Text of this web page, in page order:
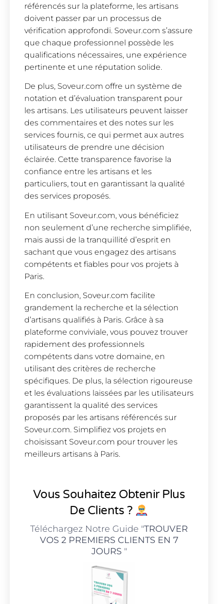
référencés sur la plateforme, les artisans
doivent passer par un processus de
vérification approfondi. Soveur.com s’assure
que chaque professionnel possède les
qualifications nécessaires, une expérience
pertinente et une réputation solide.
De plus, Soveur.com offre un système de
notation et d’évaluation transparent pour
les artisans. Les utilisateurs peuvent laisser
des commentaires et des notes sur les
services fournis, ce qui permet aux autres
utilisateurs de prendre une décision
éclairée. Cette transparence favorise la
confiance entre les artisans et les
particuliers, tout en garantissant la qualité
des services proposés.
En utilisant Soveur.com, vous bénéficiez
non seulement d’une recherche simplifiée,
mais aussi de la tranquillité d’esprit en
sachant que vous engagez des artisans
compétents et fiables pour vos projets à
Paris.
En conclusion, Soveur.com facilite
grandement la recherche et la sélection
d’artisans qualifiés à Paris. Grâce à sa
plateforme conviviale, vous pouvez trouver
rapidement des professionnels
compétents dans votre domaine, en
utilisant des critères de recherche
spécifiques. De plus, la sélection rigoureuse
et les évaluations laissées par les utilisateurs
garantissent la qualité des services
proposés par les artisans référencés sur
Soveur.com. Simplifiez vos projets en
choisissant Soveur.com pour trouver les
meilleurs artisans à Paris.
Vous Souhaitez Obtenir Plus
De Clients ?
Téléchargez Notre Guide "TROUVER
VOS 2 PREMIERS CLIENTS EN 7
JOURS"